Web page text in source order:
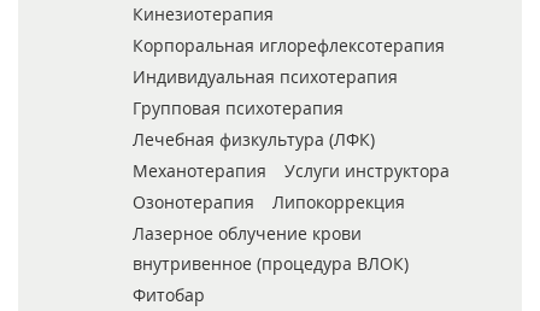
Кинезиотерапия
Корпоральная иглорефлексотерапия
Индивидуальная психотерапия
Групповая психотерапия
Лечебная физкультура (ЛФК)
Механотерапия
Услуги инструктора
Озонотерапия
Липокоррекция
Лазерное облучение крови
внутривенное (процедура ВЛОК)
Фитобар